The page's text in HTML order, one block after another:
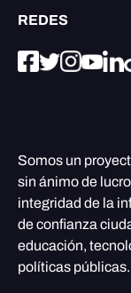
REDES
Somos un
sin ánimo de
integridad de la
de confianza
educación,
políticas públicas.